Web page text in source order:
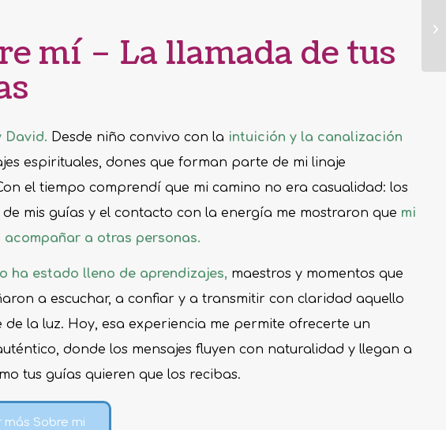
mí – La llamada de tus
David. Desde niño convivo con la intuición y la canalización
espirituales, dones que forman parte de mi linaje
el tiempo comprendí que mi camino no era casualidad: los
de mis guías y el contacto con la energía me mostraron que mi
acompañar a otras personas.
ha estado lleno de aprendizajes, maestros y momentos que
a escuchar, a confiar y a transmitir con claridad aquello
de la luz. Hoy, esa experiencia me permite ofrecerte un
donde los mensajes fluyen con naturalidad y llegan a
tus guías quieren que los recibas.
más Sobre mi